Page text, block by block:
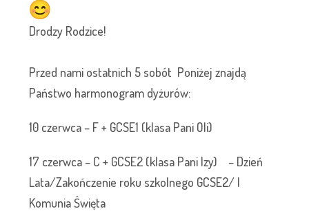
Drodzy Rodzice!
Przed nami ostatnich 5 sobót Poniżej znajdą
Państwo harmonogram dyżurów:
10 czerwca – F + GCSE1 (klasa Pani Oli)
17 czerwca – C + GCSE2 (klasa Pani Izy) – Dzień
Lata/Zakończenie roku szkolnego GCSE2/ I
Komunia Święta